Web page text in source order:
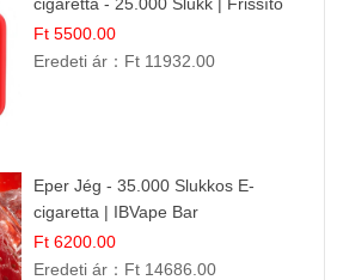
Nyári Íz
Ft 5500.00
Eredeti ár： Ft 11932.00
Eper Jég - 35.000 Slukkos E-
cigaretta | IBVape Bar
Ft 6200.00
Eredeti ár： Ft 14686.00